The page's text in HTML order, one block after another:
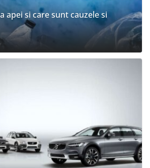
apei si care sunt cauzele si